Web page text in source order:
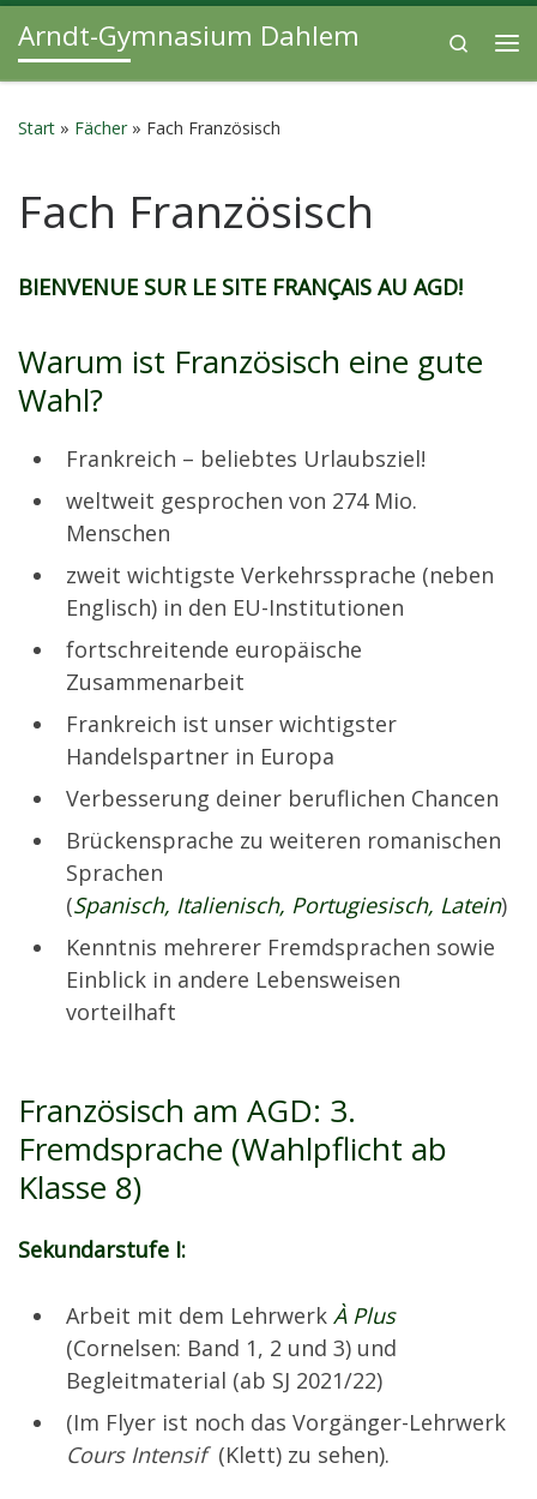
Zum Inhalt springen
Arndt-Gymnasium Dahlem
Search
Start » Fächer » Fach Französisch
Fach Französisch
BIENVENUE SUR LE SITE FRANÇAIS AU AGD!
Warum ist Französisch eine gute
Wahl?
Frankreich – beliebtes Urlaubsziel!
weltweit gesprochen von 274 Mio.
Menschen
zweit wichtigste Verkehrssprache (neben
Englisch) in den EU-Institutionen
fortschreitende europäische
Zusammenarbeit
Frankreich ist unser wichtigster
Handelspartner in Europa
Verbesserung deiner beruflichen Chancen
Brückensprache zu weiteren romanischen
Sprachen
(Spanisch, Italienisch, Portugiesisch, Latein)
Kenntnis mehrerer Fremdsprachen sowie
Einblick in andere Lebensweisen
vorteilhaft
Französisch am AGD: 3.
Fremdsprache (Wahlpflicht ab
Klasse 8)
Sekundarstufe I:
Arbeit mit dem Lehrwerk À Plus
(Cornelsen: Band 1, 2 und 3) und
Begleitmaterial (ab SJ 2021/22)
(Im Flyer ist noch das Vorgänger-Lehrwerk
Cours Intensif (Klett) zu sehen).